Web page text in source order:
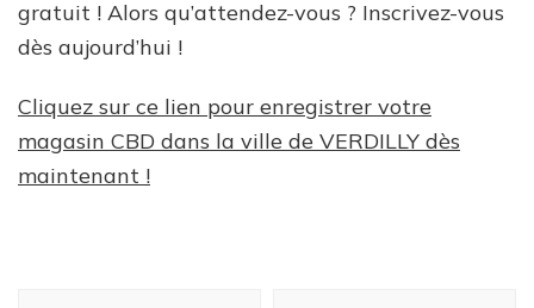
gratuit ! Alors qu’attendez-vous ? Inscrivez-vous
dès aujourd’hui !
Cliquez sur ce lien pour enregistrer votre
magasin CBD dans la ville de VERDILLY dès
maintenant !